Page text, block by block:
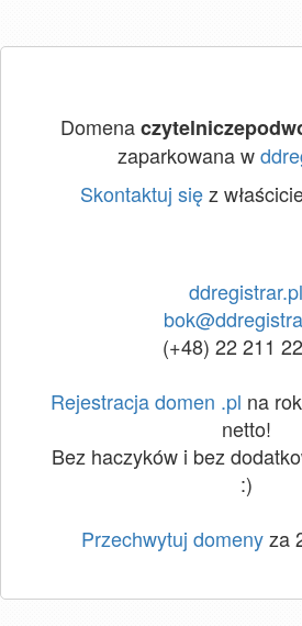
Domena
zaparkowana w
Skontaktuj sięz
ddregistrar.pl
(+48) 22 211
Rejestracja domen .pl na
netto!
Bez haczyków i bez
:)
Przechwytuj domenyza